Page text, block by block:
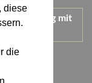
diese
die
Umgang mit